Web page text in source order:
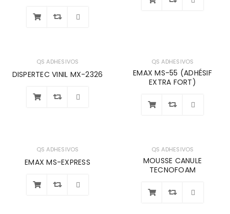
QS ADHESIVOS
DISPERTEC VINIL MX-2326
QS ADHESIVOS
EMAX MS-55 (ADHÉSIF
EXTRA FORT)
QS ADHESIVOS
EMAX MS-EXPRESS
QS ADHESIVOS
MOUSSE CANULE
TECNOFOAM